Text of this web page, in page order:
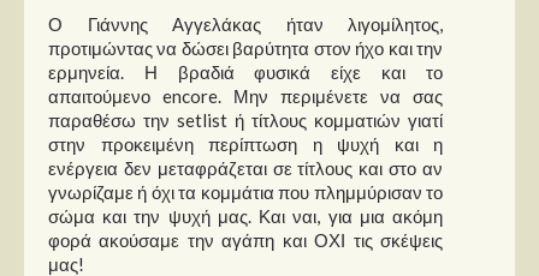
Ο Γιάννης Αγγελάκας ήταν λιγομίλητος,
προτιμώντας να δώσει βαρύτητα στον ήχο και την
ερμηνεία. Η βραδιά φυσικά είχε και το
απαιτούμενο encore. Μην περιμένετε να σας
παραθέσω την setlist ή τίτλους κομματιών γιατί
στην προκειμένη περίπτωση η ψυχή και η
ενέργεια δεν μεταφράζεται σε τίτλους και στο αν
γνωρίζαμε ή όχι τα κομμάτια που πλημμύρισαν το
σώμα και την ψυχή μας. Και ναι, για μια ακόμη
φορά ακούσαμε την αγάπη και ΟΧΙ τις σκέψεις
μας!